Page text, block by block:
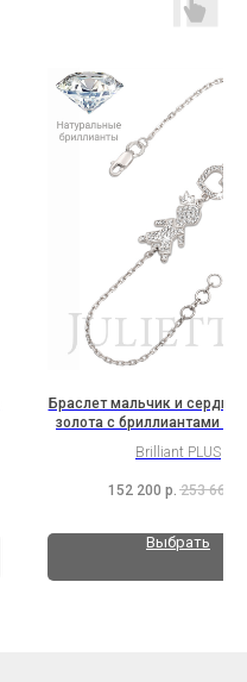
Браслет мальчик и сердце
золота с бриллиантами
Brilliant PLUS
152 200 р. 253 667
Выбрать